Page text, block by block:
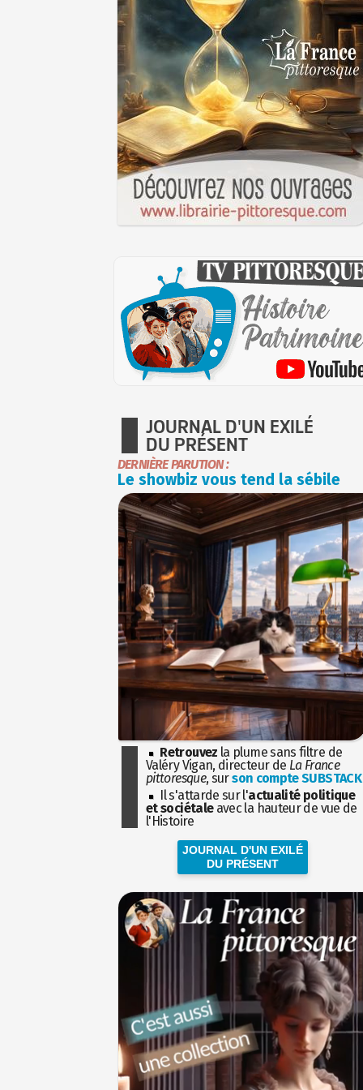
JOURNAL D'UN EXILÉ
DU PRÉSENT
DERNIÈRE PARUTION :
Le showbiz vous tend la sébile
Retrouvez la plume sans filtre de
Valéry Vigan, directeur de La France
pittoresque, surson compte SUBSTACK
Il s'attarde sur l'actualité politique
et sociétaleavec la hauteur de vue de
l'Histoire
JOURNAL D'UN EXILÉ
DU PRÉSENT